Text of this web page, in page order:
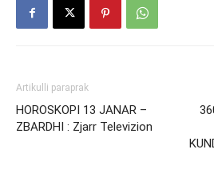
Artikulli paraprak
HOROSKOPI 13 JANAR –
ZBARDHI : Zjarr Televizion